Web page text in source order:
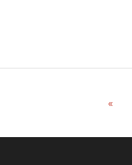
المقالات
»